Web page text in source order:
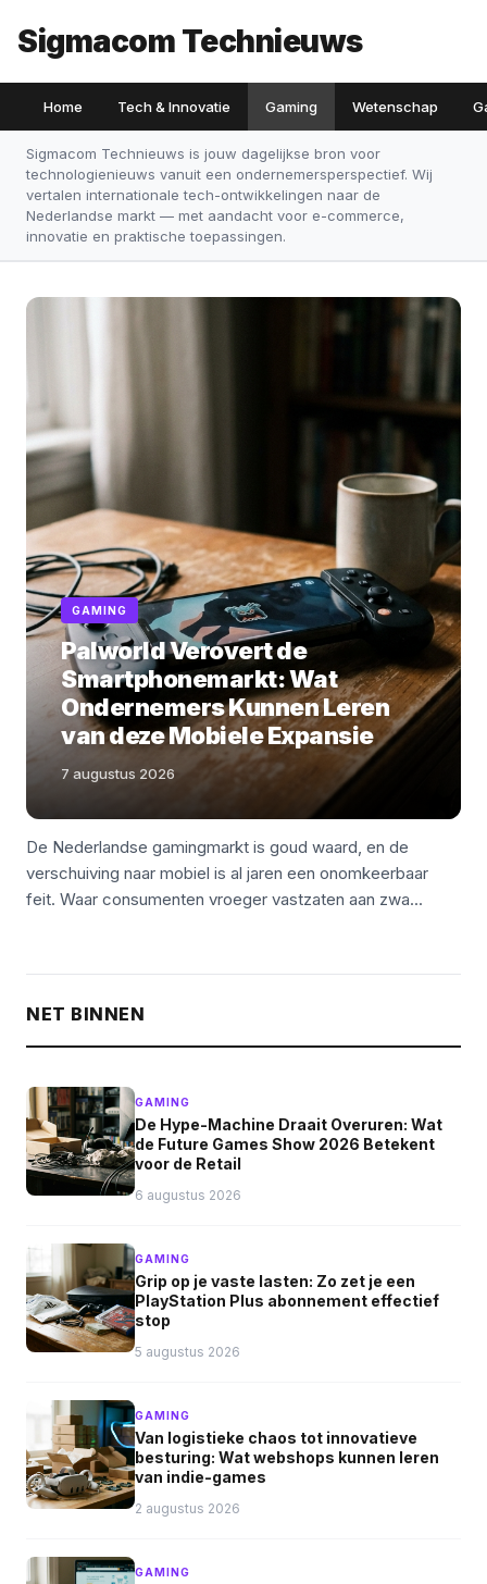
Sigmacom Technieuws
Home Tech & Innovatie Gaming Wetenschap
Sigmacom Technieuws is jouw dagelijkse bron voor
technologienieuws vanuit een ondernemersperspectief. Wij
vertalen internationale tech-ontwikkelingen naar de
Nederlandse markt — met aandacht voor e-commerce,
innovatie en praktische toepassingen.
GAMING
Palworld Verovert de
Smartphonemarkt: Wat
Ondernemers Kunnen Leren
van deze Mobiele Expansie
7 augustus 2026
De Nederlandse gamingmarkt is goud waard, en de
verschuiving naar mobiel is al jaren een onomkeerbaar
feit. Waar consumenten vroeger vastzaten aan zwa...
NET BINNEN
GAMING
De Hype-Machine Draait Overuren: Wat
de Future Games Show 2026 Betekent
voor de Retail
6 augustus 2026
GAMING
Grip op je vaste lasten: Zo zet je een
PlayStation Plus abonnement effectief
stop
5 augustus 2026
GAMING
Van logistieke chaos tot innovatieve
besturing: Wat webshops kunnen leren
van indie-games
2 augustus 2026
GAMING